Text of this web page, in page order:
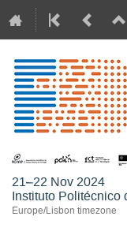
21–22 Nov 2024
Instituto Politécnico
Europe/Lisbon timezone